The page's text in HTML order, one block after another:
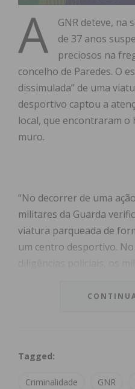
A
GNR deteve, na
de 37 anos
preciosos na
concelho de Paredes. O
dissimulada” de uma
desportivo captou a
local, que encontraram
muro.
“No decorrer de uma
militares da Guarda
viatura parqueada de
um centro desportivo.
saltar o muro do centro
Os militares do posto da
Tagged:
Criminalidade GNR